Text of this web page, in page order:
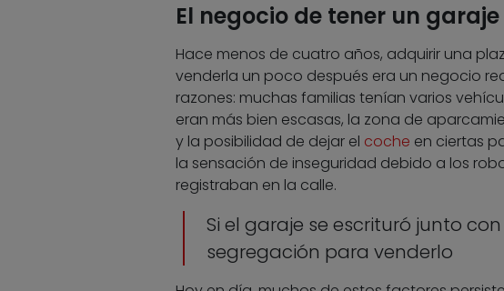
El negocio de tener un garaje
Hace menos de cuatro años, adquirir una
venderla un poco después era un negocio
razones: muchas familias tenían varios
eran más bien escasas, la zona de
y la posibilidad de dejar el coche en ciertas
la sensación de inseguridad debido a los
registraban en la calle.
Si el garaje se escrituró junto
segregación para venderlo